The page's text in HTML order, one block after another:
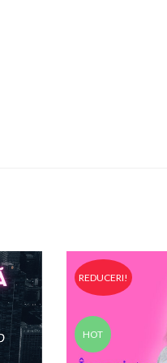
REDUCERI!
HOT